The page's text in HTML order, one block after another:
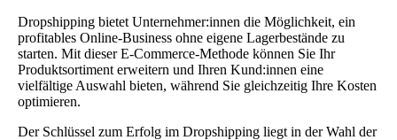
Dropshipping bietet Unternehmer:innen die Möglichkeit, ein
profitables Online-Business ohne eigene Lagerbestände zu
starten. Mit dieser E-Commerce-Methode können Sie Ihr
Produktsortiment erweitern und Ihren Kund:innen eine
vielfältige Auswahl bieten, während Sie gleichzeitig Ihre Kosten
optimieren.
Der Schlüssel zum Erfolg im Dropshipping liegt in der Wahl der